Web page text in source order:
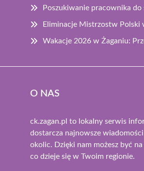
Poszukiwanie pracownika
Eliminacje Mistrzostw Polski
Wakacje 2026 w Żaganiu:
O NAS
ck.zagan.pl to lokalny serwis
dostarcza najnowsze wiadomości
okolic. Dzięki nam możesz być
co dzieje się w Twoim regionie.